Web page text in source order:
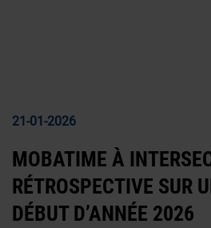
21-01-2026
MOBATIME À
RÉTROSPECTIVE SUR
DÉBUT D’ANNÉE 2026